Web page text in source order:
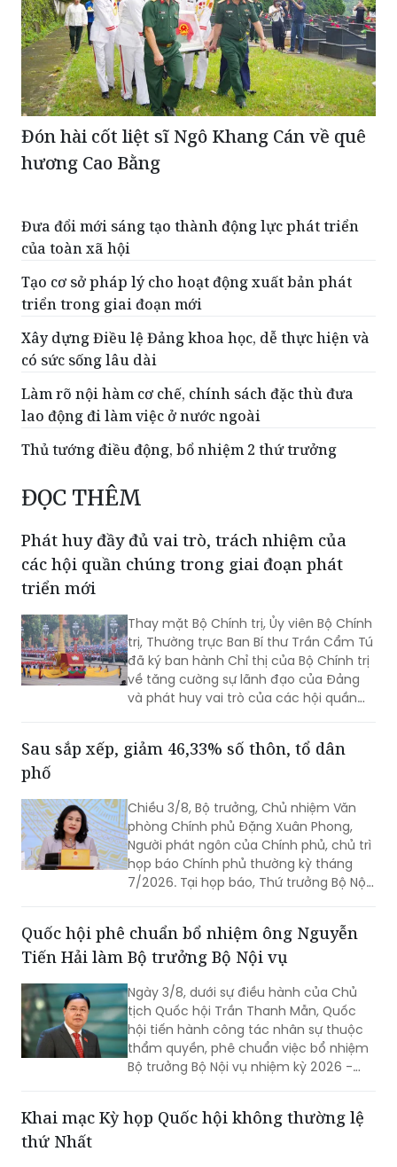
Đón hài cốt liệt sĩ Ngô Khang Cán về quê
hương Cao Bằng
Đưa đổi mới sáng tạo thành động lực phát triển
của toàn xã hội
Tạo cơ sở pháp lý cho hoạt động xuất bản phát
triển trong giai đoạn mới
Xây dựng Điều lệ Đảng khoa học, dễ thực hiện và
có sức sống lâu dài
Làm rõ nội hàm cơ chế, chính sách đặc thù đưa
lao động đi làm việc ở nước ngoài
Thủ tướng điều động, bổ nhiệm 2 thứ trưởng
ĐỌC THÊM
Phát huy đầy đủ vai trò, trách nhiệm của
các hội quần chúng trong giai đoạn phát
triển mới
Thay mặt Bộ Chính trị, Ủy viên Bộ Chính
trị, Thường trực Ban Bí thư Trần Cẩm Tú
đã ký ban hành Chỉ thị của Bộ Chính trị
về tăng cường sự lãnh đạo của Đảng
và phát huy vai trò của các hội quần
Sau sắp xếp, giảm 46,33% số thôn, tổ dân
phố
Chiều 3/8, Bộ trưởng, Chủ nhiệm Văn
phòng Chính phủ Đặng Xuân Phong,
Người phát ngôn của Chính phủ, chủ trì
họp báo Chính phủ thường kỳ tháng
7/2026. Tại họp báo, Thứ trưởng Bộ Nội
toàn quốc.
Quốc hội phê chuẩn bổ nhiệm ông Nguyễn
Tiến Hải làm Bộ trưởng Bộ Nội vụ
Ngày 3/8, dưới sự điều hành của Chủ
tịch Quốc hội Trần Thanh Mẫn, Quốc
hội tiến hành công tác nhân sự thuộc
thẩm quyền, phê chuẩn việc bổ nhiệm
Bộ trưởng Bộ Nội vụ nhiệm kỳ 2026 -
quyền Bộ trưởng Bộ Nội vụ.
Khai mạc Kỳ họp Quốc hội không thường lệ
thứ Nhất